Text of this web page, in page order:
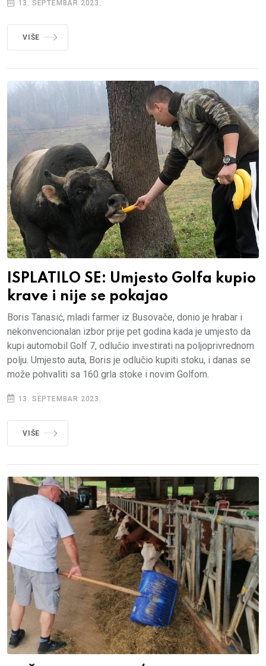
13. SEPTEMBAR 2023.
VIŠE
ISPLATILO SE: Umjesto Golfa kupio
krave i nije se pokajao
Boris Tanasić, mladi farmer iz Busovače, donio je hrabar i
nekonvencionalan izbor prije pet godina kada je umjesto da
kupi automobil Golf 7, odlučio investirati na poljoprivrednom
polju. Umjesto auta, Boris je odlučio kupiti stoku, i danas se
može pohvaliti sa 160 grla stoke i novim Golfom.
13. SEPTEMBAR 2023.
VIŠE